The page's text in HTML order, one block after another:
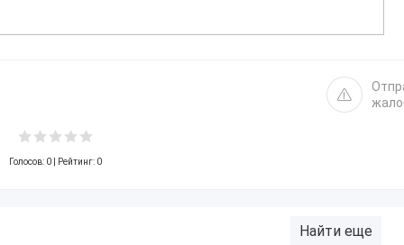
Голосов: 0 | Рейтинг: 0
Найти еще